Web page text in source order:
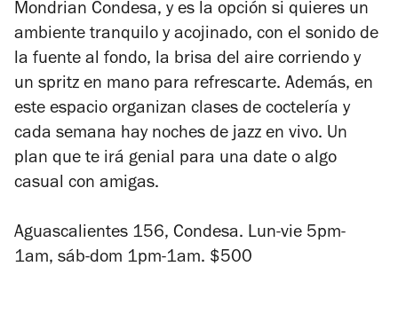
Mondrian Condesa, y es la opción si quieres un
ambiente tranquilo y acojinado, con el sonido de
la fuente al fondo, la brisa del aire corriendo y
un spritz en mano para refrescarte. Además, en
este espacio organizan clases de coctelería y
cada semana hay noches de jazz en vivo. Un
plan que te irá genial para una date o algo
casual con amigas.
Aguascalientes 156, Condesa. Lun-vie 5pm-
1am, sáb-dom 1pm-1am. $500